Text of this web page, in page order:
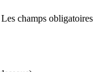
Les champs obligatoires